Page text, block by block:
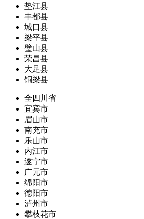
垫江县
丰都县
城口县
梁平县
璧山县
荣昌县
大足县
铜梁县
全四川省
宜宾市
眉山市
南充市
乐山市
内江市
遂宁市
广元市
绵阳市
德阳市
泸州市
攀枝花市